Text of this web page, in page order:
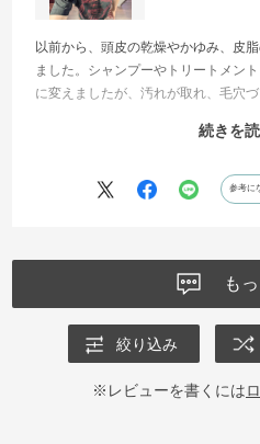
以前から、頭皮の乾燥やかゆみ、皮
ました。シャンプーやトリートメン
に変えましたが、汚れが取れ、毛穴
いきました。今では欠かせないアイ
続きを
参考に
も
絞り込み
※レビューを書くには